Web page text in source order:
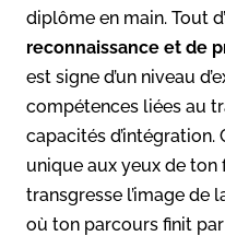
diplôme en main. Tout
reconnaissance et de
est signe d’un niveau
compétences liées au
capacités
unique aux yeux de
transgresse l’image de
où ton parcours finit